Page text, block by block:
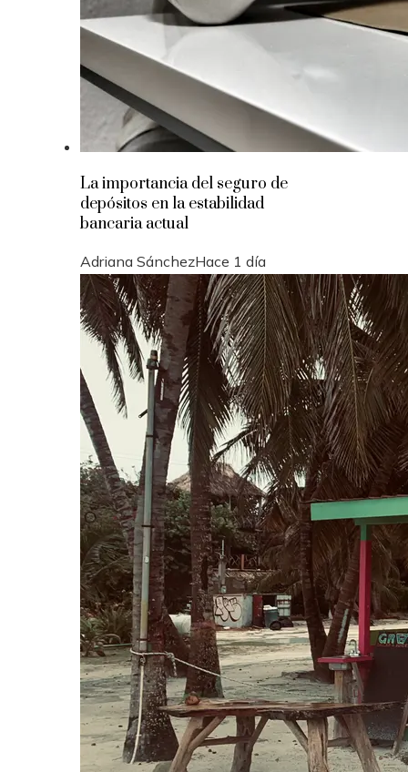
La importancia del seguro de
depósitos en la estabilidad
bancaria actual
Adriana SánchezHace 1 día